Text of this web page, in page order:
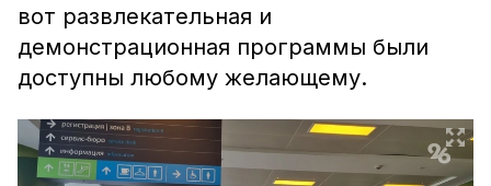
вот развлекательная и
демонстрационная программы были
доступны любому желающему.